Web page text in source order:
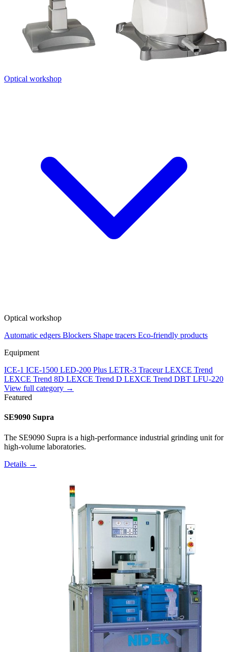
Optical workshop
Optical workshop
Automatic edgers Blockers Shape tracers Eco-friendly products
Equipment
ICE-1 ICE-1500 LED-200 Plus LETR-3 Traceur LEXCE Trend
LEXCE Trend 8D LEXCE Trend D LEXCE Trend DBT LFU-220
View full category →
Featured
SE9090 Supra
The SE9090 Supra is a high-performance industrial grinding unit for
high-volume laboratories.
Details →